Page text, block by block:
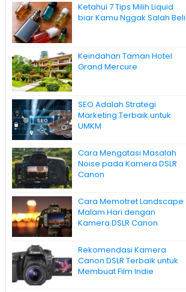
Ketahui 7 Tips Milih Liquid
biar Kamu Nggak Salah Beli
Keindahan Taman Hotel
Grand Mercure
SEO Adalah Strategi
Marketing Terbaik untuk
UMKM
Cara Mengatasi Masalah
Noise pada Kamera DSLR
Canon
Cara Memotret Landscape
Malam Hari dengan
Kamera DSLR Canon
Rekomendasi Kamera
Canon DSLR Terbaik untuk
Membuat Film Indie